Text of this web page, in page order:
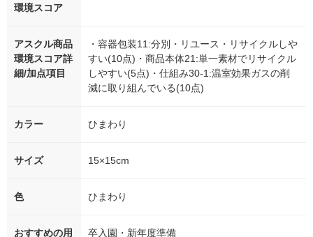
環境スコア
アスクル商品
環境スコア詳
細/加点項目
・容器包装11:分別・リユース・リサイクルしや
すい(10点)・商品本体21:単一素材でリサイクル
しやすい(5点)・仕組み30-1:温室効果ガスの削
減に取り組んでいる(10点)
カラー ひまわり
サイズ 15×15cm
色 ひまわり
おすすめの用 卒入園・新年度準備